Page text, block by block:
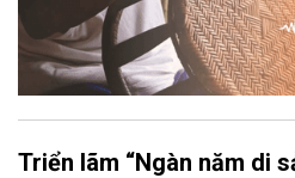
Triển lãm “Ngàn năm di